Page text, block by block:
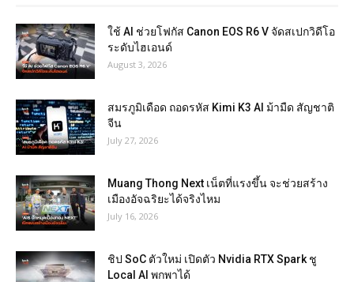
ใช้ AI ช่วยโฟกัส Canon EOS R6 V จัดสเปกวิดีโอ
ระดับไฮเอนด์
August 3, 2026
สมรภูมิเดือด ถอดรหัส Kimi K3 AI ม้ามืด สัญชาติ
จีน
July 27, 2026
Muang Thong Next เน็ตที่แรงขึ้น จะช่วยสร้าง
เมืองอัจฉริยะได้จริงไหม
July 16, 2026
ชิป SoC ตัวใหม่ เปิดตัว Nvidia RTX Spark ชู
Local AI พกพาได้